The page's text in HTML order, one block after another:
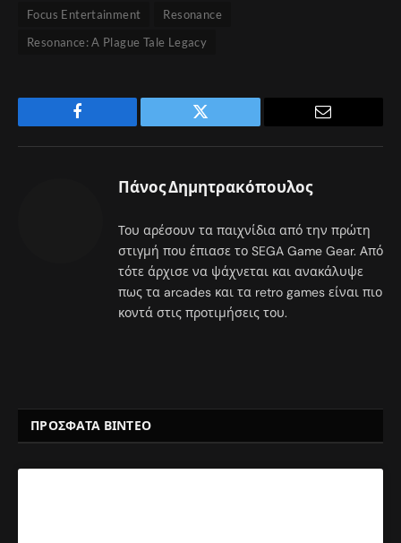
Focus Entertainment
Resonance
Resonance: A Plague Tale Legacy
Facebook Twitter Email
Πάνος Δημητρακόπουλος
Του αρέσουν τα παιχνίδια από την πρώτη
στιγμή που έπιασε το SEGA Game Gear. Από
τότε άρχισε να ψάχνεται και ανακάλυψε
πως τα arcades και τα retro games είναι πιο
κοντά στις προτιμήσεις του.
ΠΡΟΣΦΑΤΑ ΒΙΝΤΕΟ